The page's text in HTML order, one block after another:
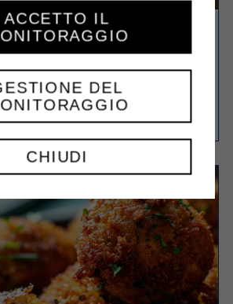
NELLA PANCETTA
15 Minuti
CHIUDI
DEL
ACCETTO IL